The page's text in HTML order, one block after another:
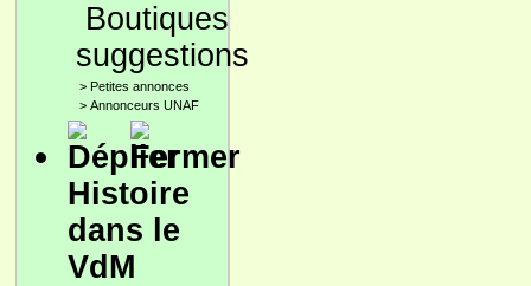
Boutiques
suggestions
> Petites annonces
> Annonceurs UNAF
Histoire
dans le
VdM